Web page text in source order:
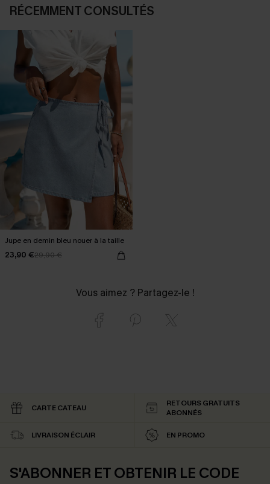
RÉCEMMENT CONSULTÉS
Jupe en demin bleu nouer à la taille
23,90 €29,90 €
Vous aimez ? Partagez-le !
CARTE CATEAU
RETOURS GRATUITS
ABONNÉS
LIVRAISON ÉCLAIR EN PROMO
S'ABONNER ET OBTENIR LE CODE